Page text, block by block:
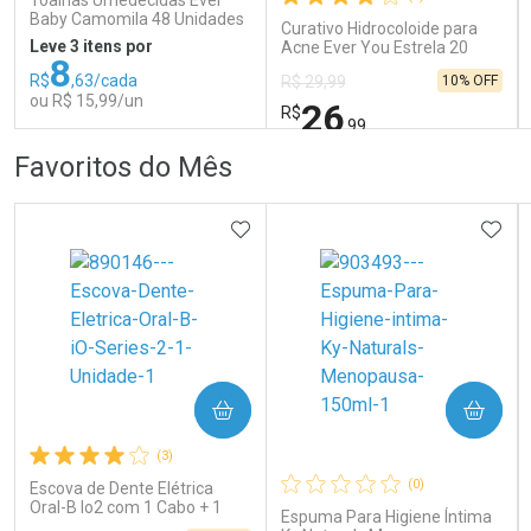
Por R$ 79,19/cada
Por R$ 79,19/cada
Por R$ 102,99/cada
Por R$ 102,99/cada
Baby Camomila 48 Unidades
Leve 3 itens por
R$8,63/cada
ou R$ 15,99/un
Comprar sem Desconto
Por R$ 15,99/cada
Comprar sem Desconto
Por R$ 15,99/cada
Curativo Hidrocoloide para
Acne Ever You Estrela 20
R$ 29,99
R$26,99
10% OFF
Ativar Desconto
Comprar sem Desconto
Por R$ 26,99/cada
Comprar sem Desconto
Favoritos do Mês
(3)
Escova de Dente Elétrica
Oral-B Io2 com 1 Cabo + 1
ADICIONAR AOS FAVORITOS
COMPRAR
(0)
Espuma Para Higiene Íntima
COMPRAR